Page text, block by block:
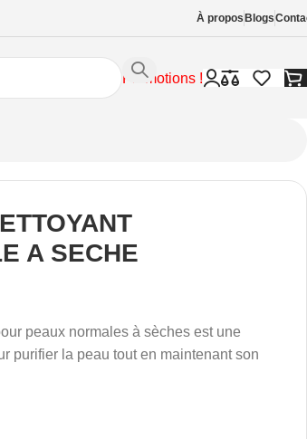
À propos Blogs
Promotions !
A SECHE
peaux normales à sèches est une
purifier la peau tout en maintenant son